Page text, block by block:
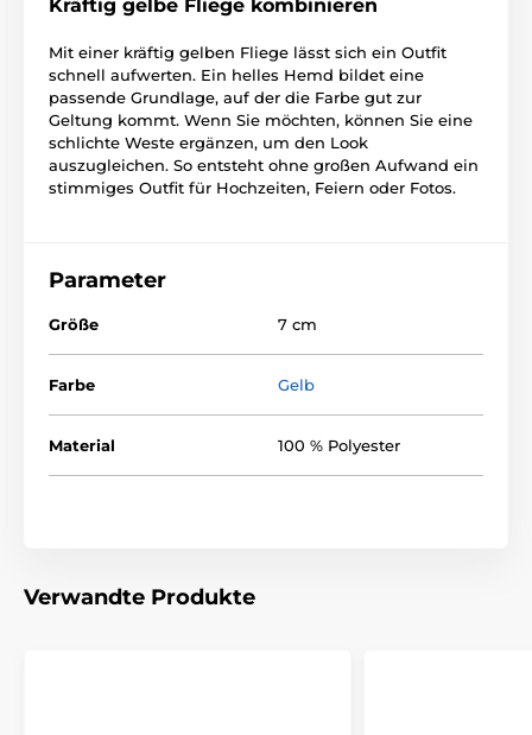
Kräftig gelbe Fliege kombinieren
Mit einer kräftig gelben Fliege lässt sich ein Outfit
schnell aufwerten. Ein helles Hemd bildet eine
passende Grundlage, auf der die Farbe gut zur
Geltung kommt. Wenn Sie möchten, können Sie eine
schlichte Weste ergänzen, um den Look
auszugleichen. So entsteht ohne großen Aufwand ein
stimmiges Outfit für Hochzeiten, Feiern oder Fotos.
Parameter
Größe 7 cm
Farbe Gelb
Material 100 % Polyester
Verwandte Produkte